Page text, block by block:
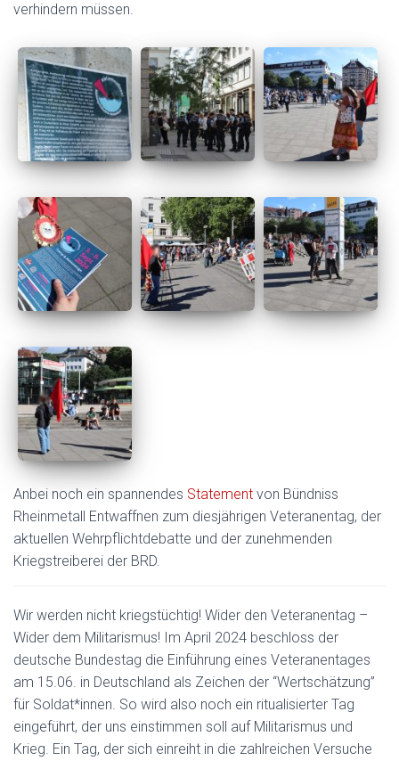
verhindern müssen.
Anbei noch ein spannendes Statement von Bündniss
Rheinmetall Entwaffnen zum diesjährigen Veteranentag, der
aktuellen Wehrpflichtdebatte und der zunehmenden
Kriegstreiberei der BRD.
Wir werden nicht kriegstüchtig! Wider den Veteranentag –
Wider dem Militarismus! Im April 2024 beschloss der
deutsche Bundestag die Einführung eines Veteranentages
am 15.06. in Deutschland als Zeichen der “Wertschätzung”
für Soldat*innen. So wird also noch ein ritualisierter Tag
eingeführt, der uns einstimmen soll auf Militarismus und
Krieg. Ein Tag, der sich einreiht in die zahlreichen Versuche